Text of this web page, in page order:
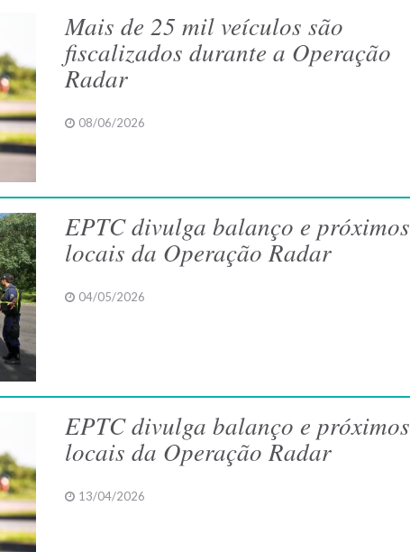
Mais de 25 mil veículos são
fiscalizados durante a Operação
Radar
08/06/2026
EPTC divulga balanço e próximos
locais da Operação Radar
04/05/2026
EPTC divulga balanço e próximos
locais da Operação Radar
13/04/2026